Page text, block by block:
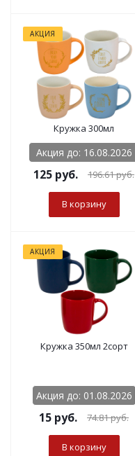
АКЦИЯ
Кружка 300мл
Акция до: 16.08.2026
125 руб. 196.61руб.
В корзину
АКЦИЯ
Кружка 350мл 2сорт
Акция до: 01.08.2026
15 руб. 74.81руб.
В корзину